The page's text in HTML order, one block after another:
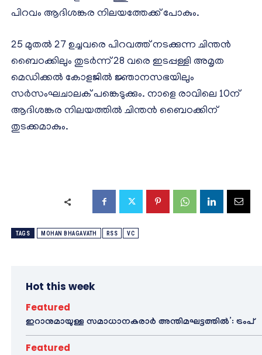
പിറവം ആദിശങ്കര നിലയത്തേക്ക് പോകും.
25 മുതല്‍ 27 ഉച്ചവരെ പിറവത്ത് നടക്കുന്ന ചിന്തന്‍
ബൈഠക്കിലും തുടര്‍ന്ന് 28 വരെ ഇടപ്പള്ളി അമൃത
മെഡിക്കല്‍ കോളജില്‍ ജ്ഞാനസഭയിലും
സര്‍സംഘചാലക് പങ്കെടുക്കും. നാളെ രാവിലെ 10ന്
ആദിശങ്കര നിലയത്തില്‍ ചിന്തന്‍ ബൈഠക്കിന്
തുടക്കമാകും.
TAGS MOHAN BHAGAVATH RSS VC
Hot this week
Featured
ഇറാനുമായുള്ള സമാധാനകരാർ അന്തിമഘട്ടത്തിൽ‌’: ട്രംപ്
Featured